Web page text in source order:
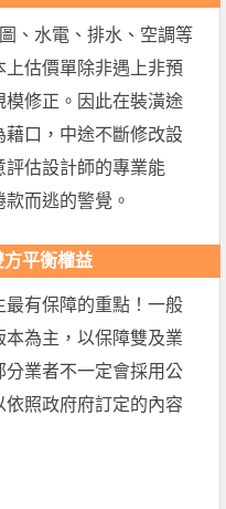
、水電、排水、空調等
估價單除非遇上非預
修正。因此在裝潢途
口，中途不斷修改設
估設計師的專業能
而逃的警覺。
平衡權益
有保障的重點！一般
為主，以保障雙及業
業者不一定會採用公
照政府府訂定的內容